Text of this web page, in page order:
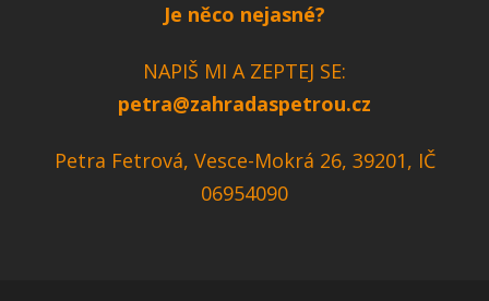
Je něco nejasné?
NAPIŠ MI A ZEPTEJ SE:
petra@zahradaspetrou.cz
Petra Fetrová, Vesce-Mokrá 26, 39201, IČ
06954090